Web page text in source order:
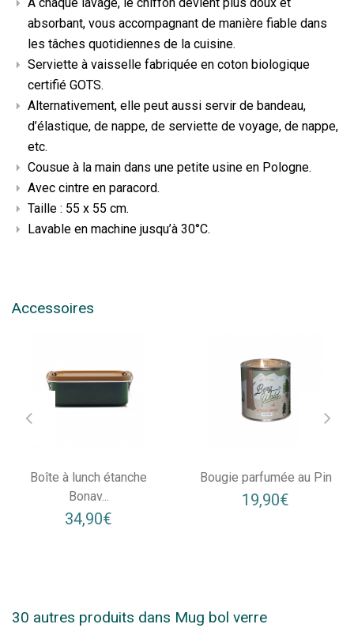
absorbant, vous accompagnant de manière fiable dans
les tâches quotidiennes de la cuisine.
Serviette à vaisselle fabriquée en coton biologique
certifié GOTS.
Alternativement, elle peut aussi servir de bandeau,
d’élastique, de nappe, de serviette de voyage, de nappe,
etc.
Cousue à la main dans une petite usine en Pologne.
Avec cintre en paracord.
Taille : 55 x 55 cm.
Lavable en machine jusqu’à 30°C.
Accessoires
Boîte à lunch étanche
Bonav...
34,90€
Bougie parfumée au Pin
19,90€
30 autres produits dans Mug bol verre